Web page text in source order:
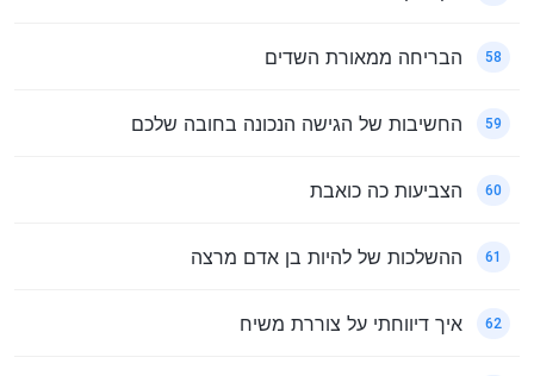
58 הבריחה ממאורת השדים
59 החשיבות של הגישה הנכונה בחובה שלכם
60 הצביעות כה כואבת
61 ההשלכות של להיות בן אדם מרצה
62 איך דיווחתי על צוררת משיח